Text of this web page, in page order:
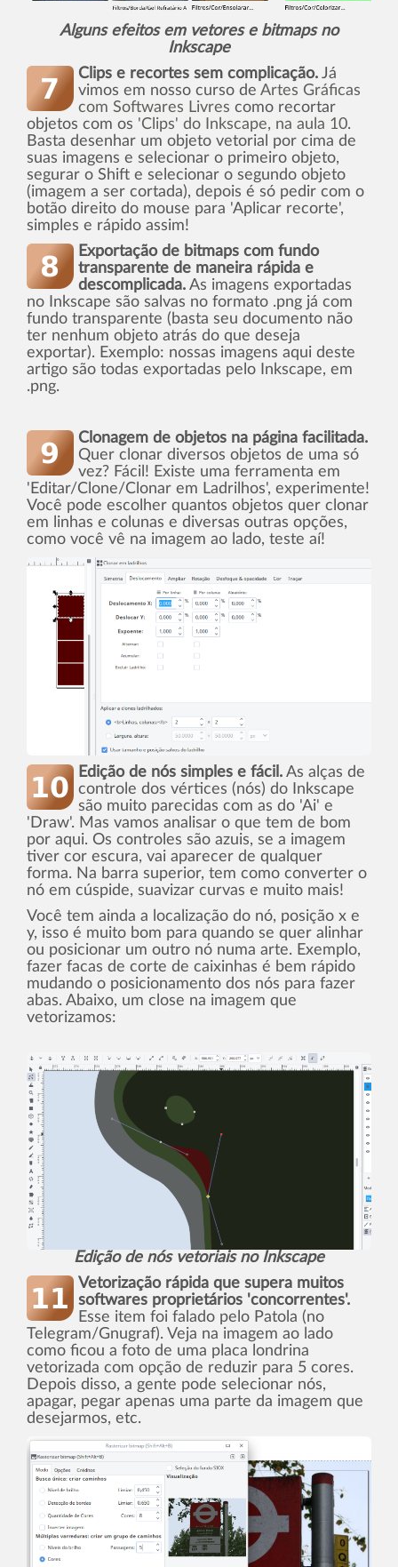
Alguns efeitos em vetores e bitmaps no
Inkscape
Clips e recortes sem complicação. Já
vimos em nosso curso de Artes Gráficas
com Softwares Livres como recortar
objetos com os 'Clips' do Inkscape, na aula 10.
Basta desenhar um objeto vetorial por cima de
suas imagens e selecionar o primeiro objeto,
segurar o Shift e selecionar o segundo objeto
(imagem a ser cortada), depois é só pedir com o
botão direito do mouse para 'Aplicar recorte',
simples e rápido assim!
Exportação de bitmaps com fundo
transparente de maneira rápida e
descomplicada. As imagens exportadas
no Inkscape são salvas no formato .png já com
fundo transparente (basta seu documento não
ter nenhum objeto atrás do que deseja
exportar). Exemplo: nossas imagens aqui deste
artigo são todas exportadas pelo Inkscape, em
.png.
Clonagem de objetos na página facilitada.
Quer clonar diversos objetos de uma só
vez? Fácil! Existe uma ferramenta em
'Editar/Clone/Clonar em Ladrilhos', experimente!
Você pode escolher quantos objetos quer clonar
em linhas e colunas e diversas outras opções,
como você vê na imagem ao lado, teste aí­!
Edição de nós simples e fácil. As alças de
controle dos vértices (nós) do Inkscape
são muito parecidas com as do 'Ai' e
'Draw'. Mas vamos analisar o que tem de bom
por aqui. Os controles são azuis, se a imagem
tiver cor escura, vai aparecer de qualquer
forma. Na barra superior, tem como converter o
nó em cúspide, suavizar curvas e muito mais!
Você tem ainda a localização do nó, posição x e
y, isso é muito bom para quando se quer alinhar
ou posicionar um outro nó numa arte. Exemplo,
fazer facas de corte de caixinhas é bem rápido
mudando o posicionamento dos nós para fazer
abas. Abaixo, um close na imagem que
vetorizamos:
Edição de nós vetoriais no Inkscape
Vetorização rápida que supera muitos
softwares proprietários 'concorrentes'.
Esse item foi falado pelo Patola (no
Telegram/Gnugraf). Veja na imagem ao lado
como ficou a foto de uma placa londrina
vetorizada com opção de reduzir para 5 cores.
Depois disso, a gente pode selecionar nós,
apagar, pegar apenas uma parte da imagem que
desejarmos, etc.